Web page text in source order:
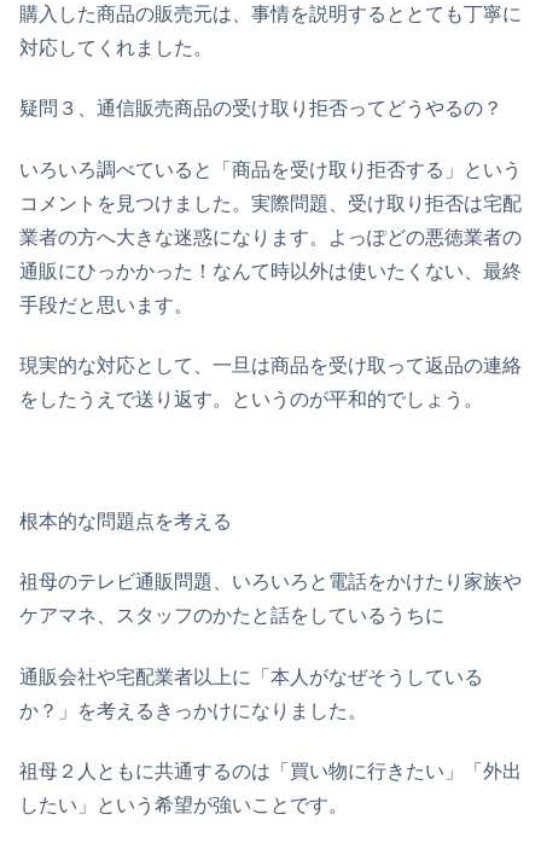
購入した商品の販売元は、事情を説明するととても丁寧に
対応してくれました。
疑問３、通信販売商品の受け取り拒否ってどうやるの？
いろいろ調べていると「商品を受け取り拒否する」という
コメントを見つけました。実際問題、受け取り拒否は宅配
業者の方へ大きな迷惑になります。よっぽどの悪徳業者の
通販にひっかかった！なんて時以外は使いたくない、最終
手段だと思います。
現実的な対応として、一旦は商品を受け取って返品の連絡
をしたうえで送り返す。というのが平和的でしょう。
根本的な問題点を考える
祖母のテレビ通販問題、いろいろと電話をかけたり家族や
ケアマネ、スタッフのかたと話をしているうちに
通販会社や宅配業者以上に「本人がなぜそうしている
か？」を考えるきっかけになりました。
祖母２人ともに共通するのは「買い物に行きたい」「外出
したい」という希望が強いことです。